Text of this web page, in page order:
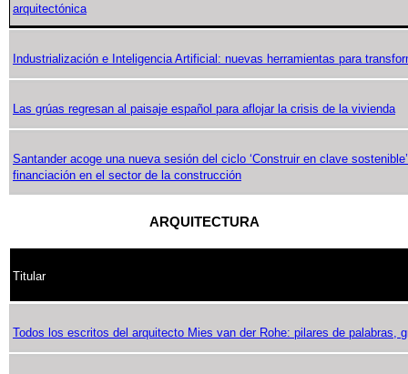
arquitectónica
Industrialización e Inteligencia Artificial: nuevas herramientas para
Las grúas regresan al paisaje español para aflojar la crisis de la vivienda
Santander acoge una nueva sesión del ciclo ‘Construir en clave
financiación en el sector de la construcción
ARQUITECTURA
Titular
Todos los escritos del arquitecto Mies van der Rohe: pilares de palabras,